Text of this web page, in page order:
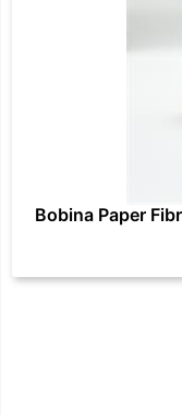
Bobina Paper